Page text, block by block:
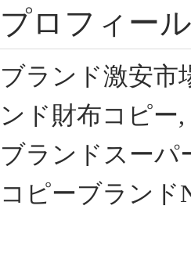
プロフィール
ブランド激安市
ンド財布コピー
ブランドスーパ
コピーブランド